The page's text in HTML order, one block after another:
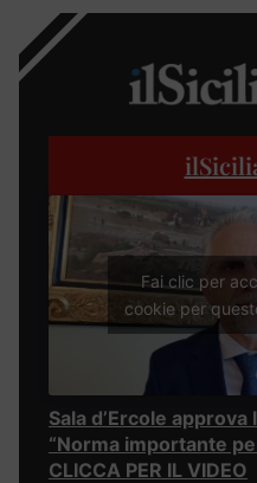
Fai clic per
cookie per
Sala d’Ercole
“Norma importante
CLICCA PER IL VIDEO